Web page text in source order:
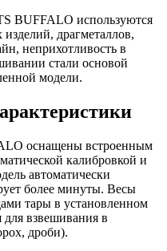
BUFFALO используются
драгметаллов,
неприхотливость в
стали основой
модели.
оснащены встроенным
калибровкой и
автоматически
более минуты. Весы
тары в установленном
взвешивания в
дроби).